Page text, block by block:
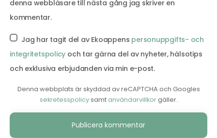
denna webbläsare till nästa gång jag skriver en
kommentar.
Jag har tagit del av Ekoappens personuppgifts- och
integritetspolicy och tar gärna del av nyheter, hälsotips
och exklusiva erbjudanden via min e-post.
Denna webbplats är skyddad av reCAPTCHA och Googles
sekretesspolicysamtanvändarvillkorgäller.
Alternative: